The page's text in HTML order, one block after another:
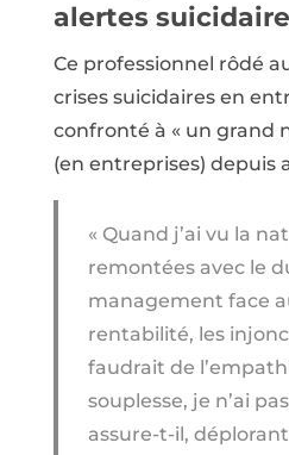
alertes
Ce professionnel rôdé
crises suicidaires en
confronté à « un grand
(en entreprises) depuis
« Quand j’ai vu la
remontées avec le
management face
rentabilité, les
faudrait de
souplesse, je n’ai
assure-t-il,